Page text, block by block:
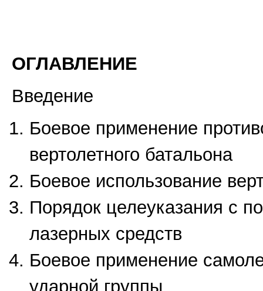
ОГЛАВЛЕНИЕ
Введение
Боевое применение
вертолетного батальона
Боевое использование
Порядок целеуказания с
лазерных средств
Боевое применение
ударной группы